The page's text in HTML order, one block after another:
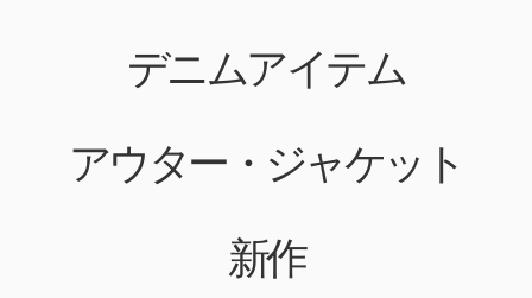
デニムアイテム
アウター・ジャケット
新作